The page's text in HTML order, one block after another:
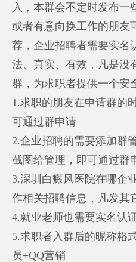
入，本群会不定时发布一
或者有意向换工作的朋友
荐，企业招聘者需要实名
法、真实、有效，凡是没
群，为求职者提供一个安
1.求职的朋友在申请群的
可通过群申请
2.企业招聘的需要添加群
截图给管理，即可通过群
3.深圳白癜风医院在哪企
作相关招聘信息，凡发其
4.就业老师也需要实名认
5.求职者入群后的昵称格
员+QQ营销